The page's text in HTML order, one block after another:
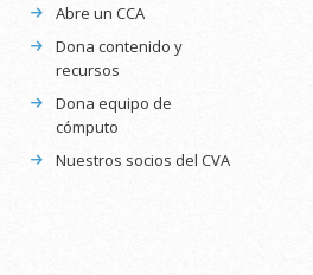
Abre un CCA
Dona contenido y
recursos
Dona equipo de
cómputo
Nuestros socios del CVA